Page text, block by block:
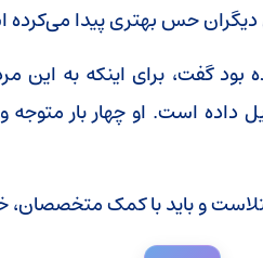
حس بهتری پیدا
بود گفت، برای اینکه به این
داده است. او چهار بار
و باید با کمک متخصصان،